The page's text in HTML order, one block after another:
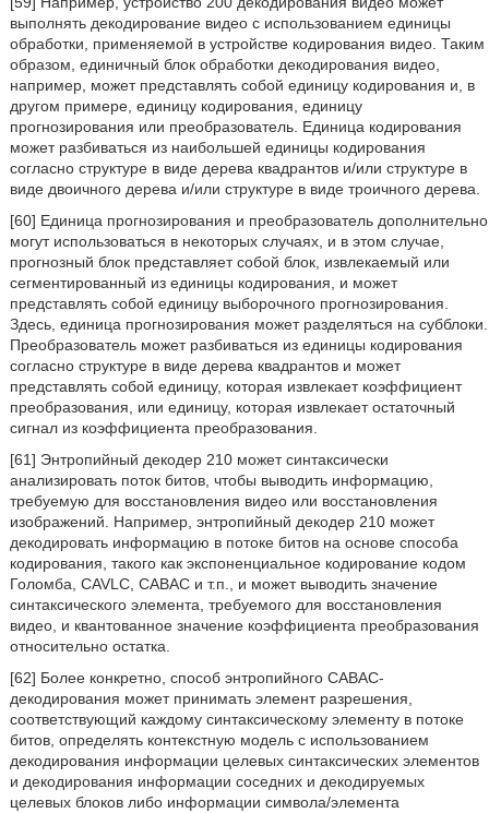
выполнять декодирование видео с использованием единицы
обработки, применяемой в устройстве кодирования видео. Таким
образом, единичный блок обработки декодирования видео,
например, может представлять собой единицу кодирования и, в
другом примере, единицу кодирования, единицу
прогнозирования или преобразователь. Единица кодирования
может разбиваться из наибольшей единицы кодирования
согласно структуре в виде дерева квадрантов и/или структуре в
виде двоичного дерева и/или структуре в виде троичного дерева.
[60] Единица прогнозирования и преобразователь дополнительно
могут использоваться в некоторых случаях, и в этом случае,
прогнозный блок представляет собой блок, извлекаемый или
сегментированный из единицы кодирования, и может
представлять собой единицу выборочного прогнозирования.
Здесь, единица прогнозирования может разделяться на субблоки.
Преобразователь может разбиваться из единицы кодирования
согласно структуре в виде дерева квадрантов и может
представлять собой единицу, которая извлекает коэффициент
преобразования, или единицу, которая извлекает остаточный
сигнал из коэффициента преобразования.
[61] Энтропийный декодер 210 может синтаксически
анализировать поток битов, чтобы выводить информацию,
требуемую для восстановления видео или восстановления
изображений. Например, энтропийный декодер 210 может
декодировать информацию в потоке битов на основе способа
кодирования, такого как экспоненциальное кодирование кодом
Голомба, CAVLC, CABAC и т.п., и может выводить значение
синтаксического элемента, требуемого для восстановления
видео, и квантованное значение коэффициента преобразования
относительно остатка.
[62] Более конкретно, способ энтропийного CABAC-
декодирования может принимать элемент разрешения,
соответствующий каждому синтаксическому элементу в потоке
битов, определять контекстную модель с использованием
декодирования информации целевых синтаксических элементов
и декодирования информации соседних и декодируемых
целевых блоков либо информации символа/элемента